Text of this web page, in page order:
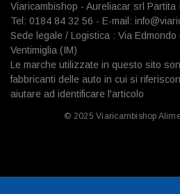
Viaricambishop - Aureliacar srl Partita
Tel: 0184 84 32 56 - E-mail:
Sede legale / Logistica : Via
Ventimiglia (IM)
Le marche utilizzate in questo sito
fabbricanti delle auto in cui si
aiutare ad identificare l'articolo
© 2025 Viaricambishop